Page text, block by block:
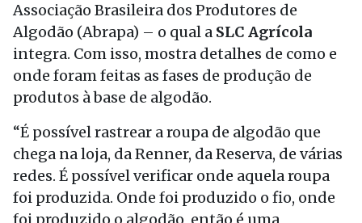
Associação Brasileira dos Produtores de
Algodão (Abrapa) – o qual a SLC Agrícola
integra. Com isso, mostra detalhes de como e
onde foram feitas as fases de produção de
produtos à base de algodão.
“É possível rastrear a roupa de algodão que
chega na loja, da Renner, da Reserva, de várias
redes. É possível verificar onde aquela roupa
foi produzida. Onde foi produzido o fio, onde